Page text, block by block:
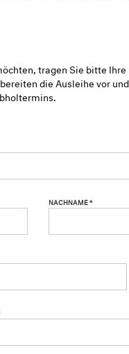
tragen Sie bitte Ihre
die Ausleihe vor
NACHNAME *